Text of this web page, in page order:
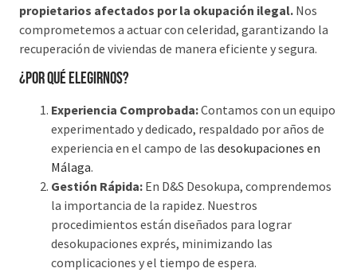
propietarios afectados por la okupación ilegal. Nos
comprometemos a actuar con celeridad, garantizando la
recuperación de viviendas de manera eficiente y segura.
¿Por qué elegirnos?
Experiencia Comprobada:Contamos con un equipo
experimentado y dedicado, respaldado por años de
experiencia en el campo de las desokupaciones en
Málaga.
Gestión Rápida: En D&S Desokupa, comprendemos
la importancia de la rapidez. Nuestros
procedimientos están diseñados para lograr
desokupaciones exprés, minimizando las
complicaciones y el tiempo de espera.